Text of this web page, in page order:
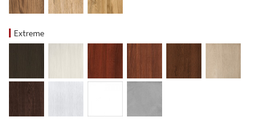
Extreme